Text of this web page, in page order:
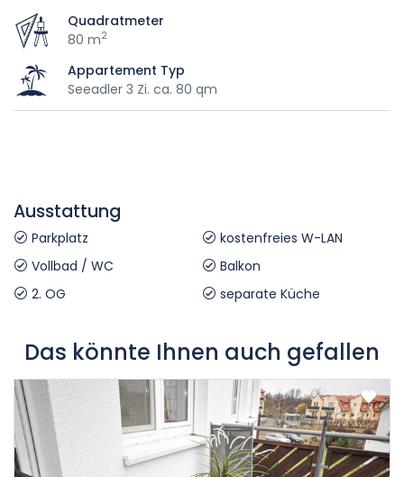
Quadratmeter
80 m2
Appartement Typ
Seeadler 3 Zi. ca. 80 qm
Ausstattung
Parkplatz
kostenfreies W-LAN
Vollbad / WC
Balkon
2. OG
separate Küche
Das könnte Ihnen auch gefallen